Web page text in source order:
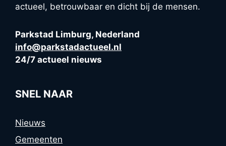
actueel, betrouwbaar en dicht bij de mensen.
Parkstad Limburg, Nederland
info@parkstadactueel.nl
24/7 actueel nieuws
SNEL NAAR
Nieuws
Gemeenten